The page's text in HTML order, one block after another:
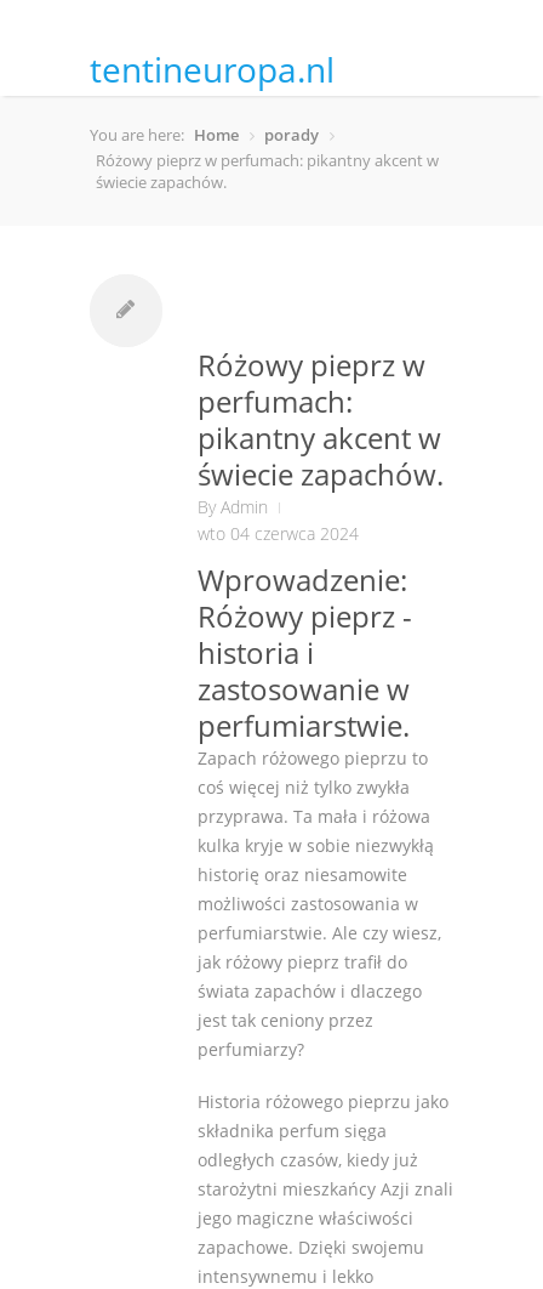
tentineuropa.nl
You are here: Home
porady
Różowy pieprz w perfumach: pikantny akcent w
świecie zapachów.
Różowy pieprz w
perfumach:
pikantny akcent w
świecie zapachów.
ByAdmin
wto 04 czerwca 2024
Wprowadzenie:
Różowy pieprz -
historia i
zastosowanie w
perfumiarstwie.
Zapach różowego pieprzu to
coś więcej niż tylko zwykła
przyprawa. Ta mała i różowa
kulka kryje w sobie niezwykłą
historię oraz niesamowite
możliwości zastosowania w
perfumiarstwie. Ale czy wiesz,
jak różowy pieprz trafił do
świata zapachów i dlaczego
jest tak ceniony przez
perfumiarzy?
Historia różowego pieprzu jako
składnika perfum sięga
odległych czasów, kiedy już
starożytni mieszkańcy Azji znali
jego magiczne właściwości
zapachowe. Dzięki swojemu
intensywnemu i lekko